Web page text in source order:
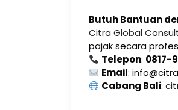
Butuh Bantuan
Citra Global
pajak secara
Telepon: 0817-
Email:
Cabang Bali: